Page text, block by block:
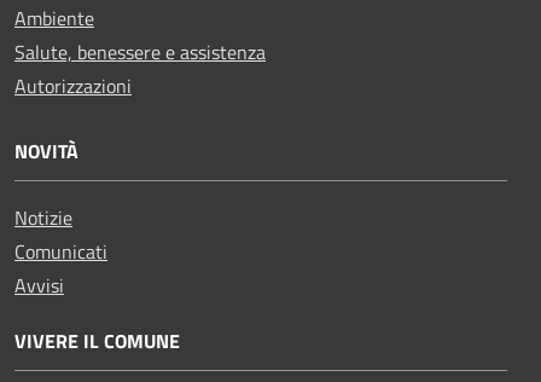
Ambiente
Salute, benessere e assistenza
Autorizzazioni
NOVITÀ
Notizie
Comunicati
Avvisi
VIVERE IL COMUNE